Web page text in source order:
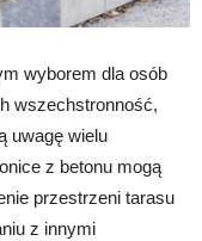
wyborem dla osób
wszechstronność,
uwagę wielu
z betonu mogą
przestrzeni tarasu
z innymi